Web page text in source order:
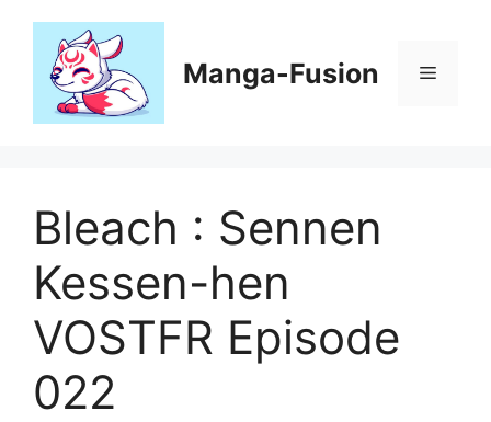
contenu
Manga-Fusion Menu
Bleach : Sennen
Kessen-hen
VOSTFR Episode
022